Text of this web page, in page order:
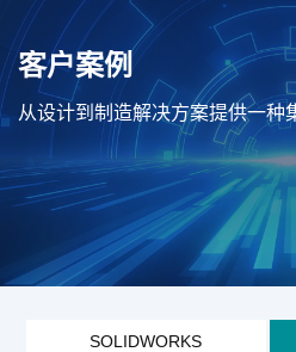
客户案例
从设计到制造解决方案提供一种
SOLIDWORKS